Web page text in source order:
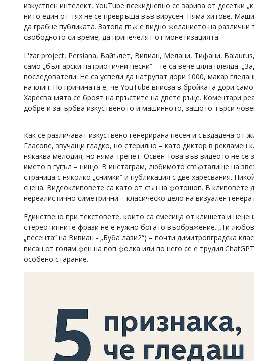
Главен
Колев,
office@flagman.bg
Коментарите
статиите
въвеждат
читателите
редакцията
отговорност
обиден
коментар,
изкуствен интелект, YouTube всекидневно се зарива от десетки
нито един от тях не се превръща във вирусен. Няма хитове.
да грабне публиката. Затова пък е видно желанието на
свободното си време, да припечелят от монетизацията.
L'zar project, Persiana, Вайълет, Вивиан, Мелани, Тифани,
само „български патриотични песни“ - те са вече цяла плеяда.
последователи. Не са успели да натрупат дори 1000, макар
на клип. Но причината е, че YouTube вписва в бройката дори
Харесванията се броят на пръстите на двете ръце. Коментари
добре и загърбва изкуственото и машинното, защото търси
Как се различават изкуствено генерирана песен и създадена от
Гласове, звучащи гладко, но стерилно – като диктор в рекламен
някаква мелодия, но няма трепет. Освен това във видеото не се
името в гугъл – нищо. В инстаграм, любимото свърталище на
страница с няколко „снимки“ и публикация с две харесвания.
сцена. Видеоклиповете са като от сън на фотошоп. В клиповете
нереалистично симетрични – класическо дело на визуален
Единствено при текстовете, които са смесица от клишета и
стереотипните фрази не е нужно богато въображение. „Ти
„песента“ на Вивиан - „Буба лази2“) – почти димитровградска
писан от голям фен на поп фолка или по него се е трудил
особено старание.